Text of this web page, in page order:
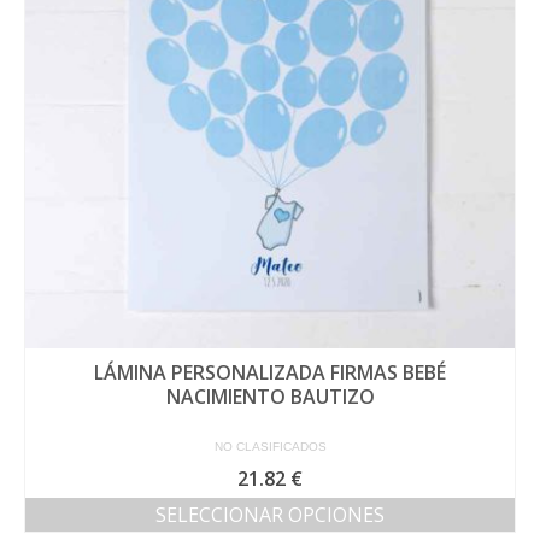
se
pueden
elegir
en
la
página
de
producto
LÁMINA PERSONALIZADA FIRMAS BEBÉ
NACIMIENTO BAUTIZO
NO CLASIFICADOS
21.82 €
SELECCIONAR OPCIONES